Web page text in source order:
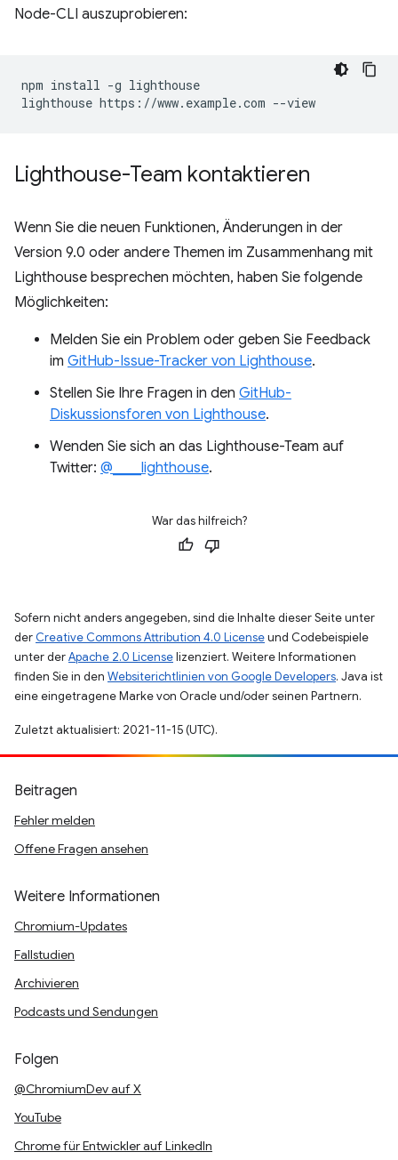
Node-CLI auszuprobieren:
npm install -g lighthouse
Lighthouse-Team kontaktieren
Wenn Sie die neuen Funktionen, Änderungen in der
Version 9.0 oder andere Themen im Zusammenhang mit
Lighthouse besprechen möchten, haben Sie folgende
Möglichkeiten:
Melden Sie ein Problem oder geben Sie Feedback
im GitHub-Issue-Tracker von Lighthouse.
Stellen Sie Ihre Fragen in den GitHub-
Diskussionsforen von Lighthouse.
Wenden Sie sich an das Lighthouse-Team auf
Twitter: @____lighthouse.
War das hilfreich?
Sofern nicht anders angegeben, sind die Inhalte dieser Seite unter
der Creative Commons Attribution 4.0 Licenseund Codebeispiele
unter derApache 2.0 Licenselizenziert. Weitere Informationen
finden Sie in den Websiterichtlinien von Google Developers. Java ist
eine eingetragene Marke von Oracle und/oder seinen Partnern.
Zuletzt aktualisiert: 2021-11-15 (UTC).
Beitragen
Fehler melden
Offene Fragen ansehen
Weitere Informationen
Chromium-Updates
Fallstudien
Archivieren
Podcasts und Sendungen
Folgen
@ChromiumDev auf X
YouTube
Chrome für Entwickler auf LinkedIn